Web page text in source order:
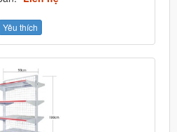
Yêu thích